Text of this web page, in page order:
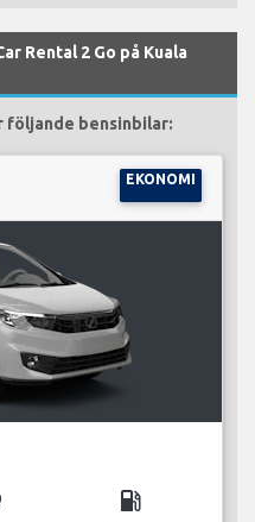
Rental 2 Go på Kuala
följande bensinbilar:
EKONOMI
local_gas_station